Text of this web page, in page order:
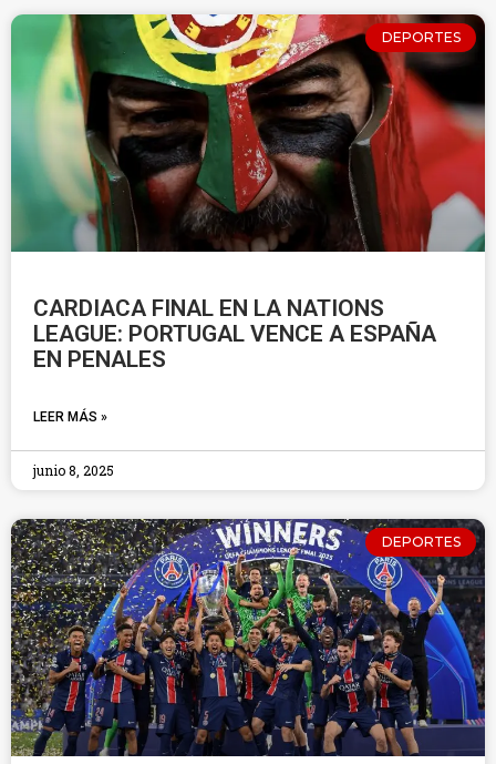
DEPORTES
CARDIACA FINAL EN LA NATIONS
LEAGUE: PORTUGAL VENCE A ESPAÑA
EN PENALES
LEER MÁS »
junio 8, 2025
DEPORTES